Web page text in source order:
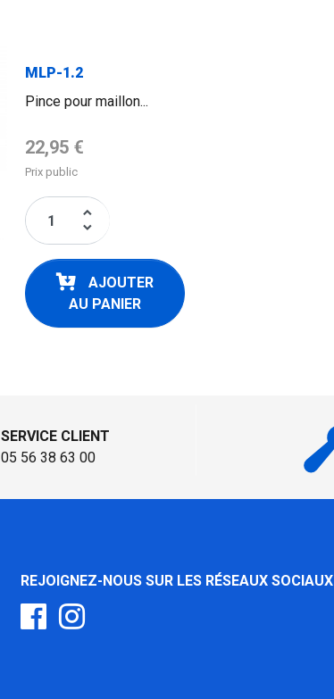
MLP-1.2
Pince pour maillon...
Prix de base
22,95 €
Prix public
keyboard_arrow_up
keyboard_arrow_down
AJOUTER
AU PANIER
SERVICE CLIENT
05 56 38 63 00
REJOIGNEZ-NOUS SUR LES RÉSEAUX SOCIAUX